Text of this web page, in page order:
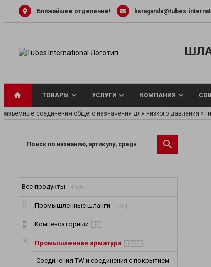
Ближайшее отделение! karaganda@tubes-
ТОВАРЫ
Шланги
Шланги
УСЛУГИ КОМПАНИЯ
соединения общего назначения для низкого давления »
Все продукты 4 606
Промышленные шланги 708
Компенсаторный 18
Промышленная арматура 1 338
Соединения TW и соединения с покрытием